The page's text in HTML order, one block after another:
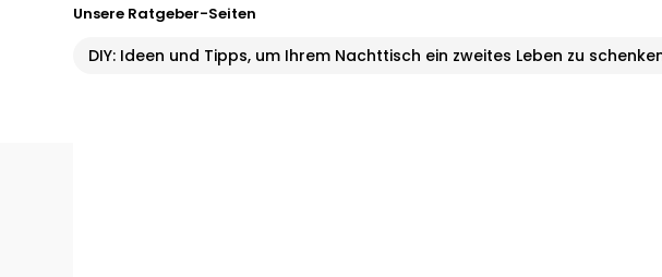
Unsere Ratgeber-Seiten
DIY: Ideen und Tipps, um Ihrem Nachttisch ein zweites Leben zu